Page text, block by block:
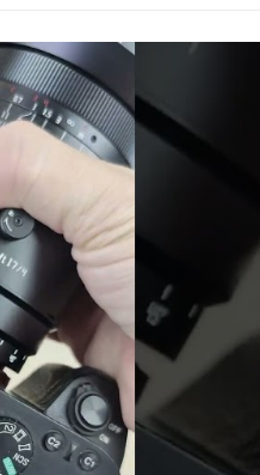
Giá trên 1SP
Tổng giá